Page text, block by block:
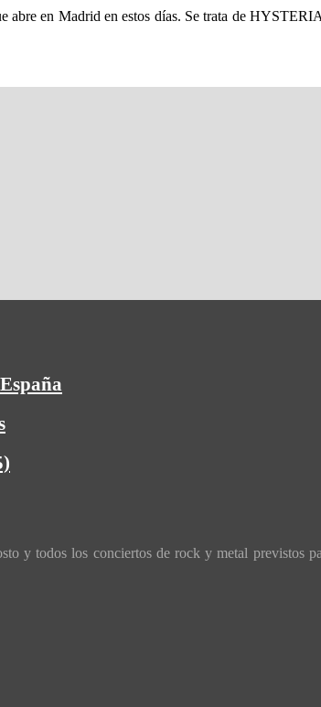
en Madrid en estos días. Se trata de
y todos los conciertos de rock y metal previstos